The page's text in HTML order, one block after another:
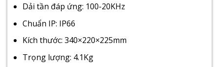
Dải tần đáp ứng: 100-20KHz
Chuẩn IP: IP66
Kích thước: 340×220×225mm
Trọng lượng: 4.1Kg